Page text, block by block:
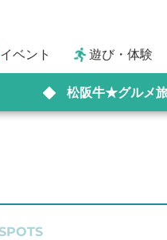
イベント 遊び・体験
松阪牛★グルメ